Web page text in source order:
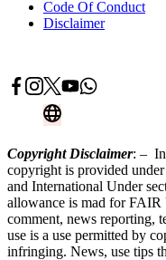
Code Of Conduct
Disclaimer
Copyright Disclaimer: – In
copyright is provided
and International Under
allowance is mad for FAIR
comment, news reporting,
use is a use permitted by
infringing. News, use tips